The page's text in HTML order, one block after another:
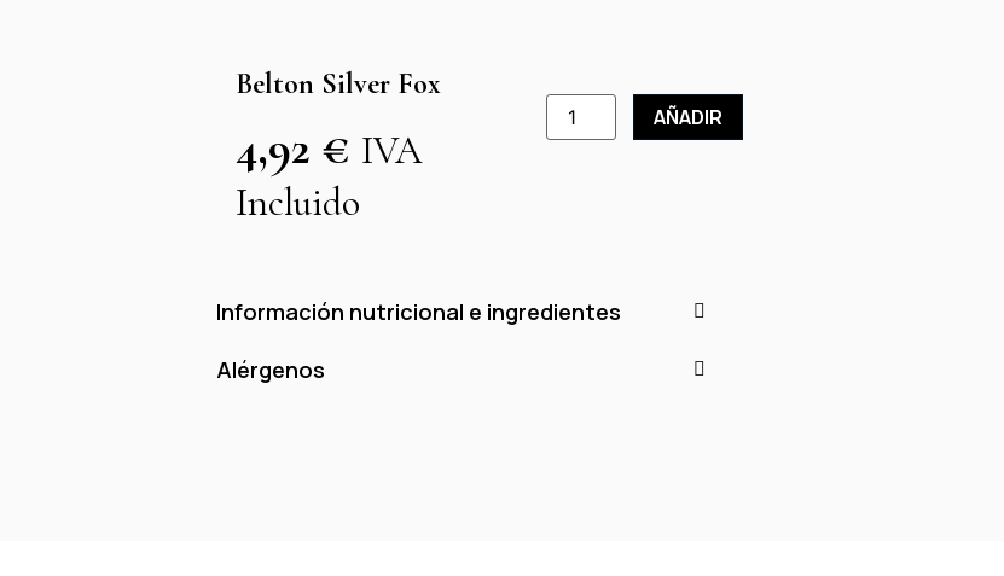
Belton Silver Fox
4,92 € IVA
Incluido
AÑADIR
Información nutricional e ingredientes
Alérgenos